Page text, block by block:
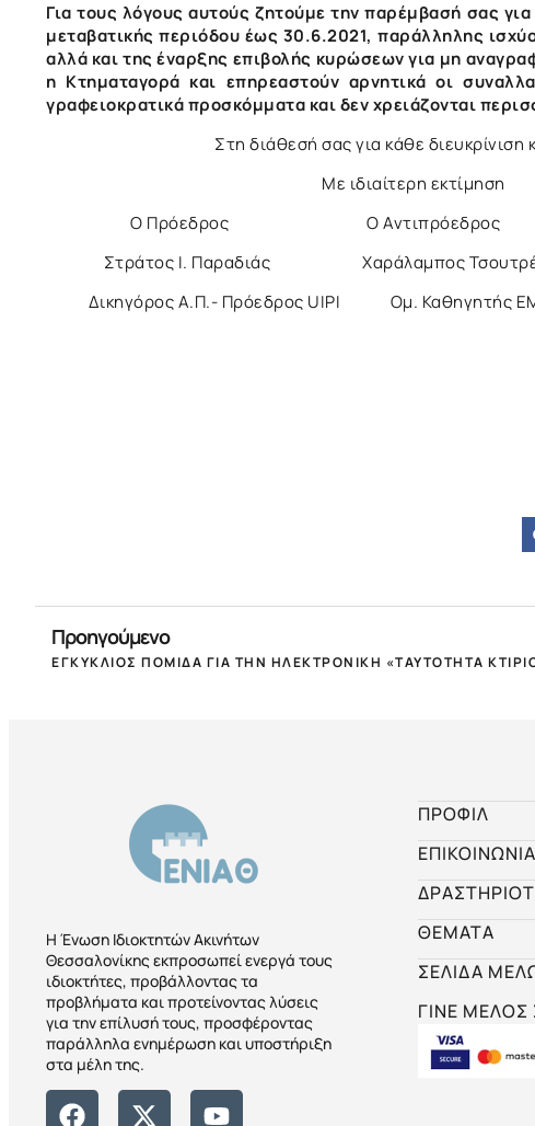
Για τους λόγους αυτούς ζητούμε την παρέμβασή σας
μεταβατικής περιόδου έως 30.6.2021, παράλληλης
αλλά και της έναρξης επιβολής κυρώσεων για μη
η Κτηματαγορά και επηρεαστούν αρνητικά οι
γραφειοκρατικά προσκόμματα και δεν χρειάζονται
Στη διάθεσή σας για κάθε διευκρίνιση και
Με ιδιαίτερη εκτίμηση
Ο Πρόεδρος Ο Αντιπρόεδρος Ο
Στράτος Ι. Παραδιάς Χαράλαμπος
Δικηγόρος Α.Π.- Πρόεδρος UIPI Ομ.
Προηγούμενο
ΕΓΚΥΚΛΙΟΣ ΠΟΜΙΔΑ ΓΙΑ ΤΗΝ ΗΛΕΚΤΡΟΝΙΚΗ «ΤΑΥΤΟΤΗΤΑ
Η Ένωση Ιδιοκτητών Ακινήτων
Θεσσαλονίκης εκπροσωπεί ενεργά τους
ιδιοκτήτες, προβάλλοντας τα
προβλήματα και προτείνοντας λύσεις
για την επίλυσή τους, προσφέροντας
παράλληλα ενημέρωση και υποστήριξη
στα μέλη της.
ΠΡΟΦΙΛ
ΕΠΙΚΟΙΝΩΝΙΑ
ΘΕΜΑΤΑ
ΣΕΛΙΔΑ
ΓΙΝΕ ΜΕΛΟΣ